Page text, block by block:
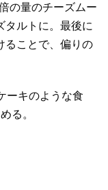
の量のチーズムー
タルトに。最後に
ることで、偏りの
ーキのような食
る。